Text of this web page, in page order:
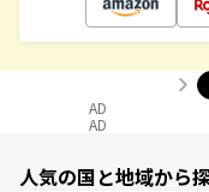
AD
AD
人気の国と地域から